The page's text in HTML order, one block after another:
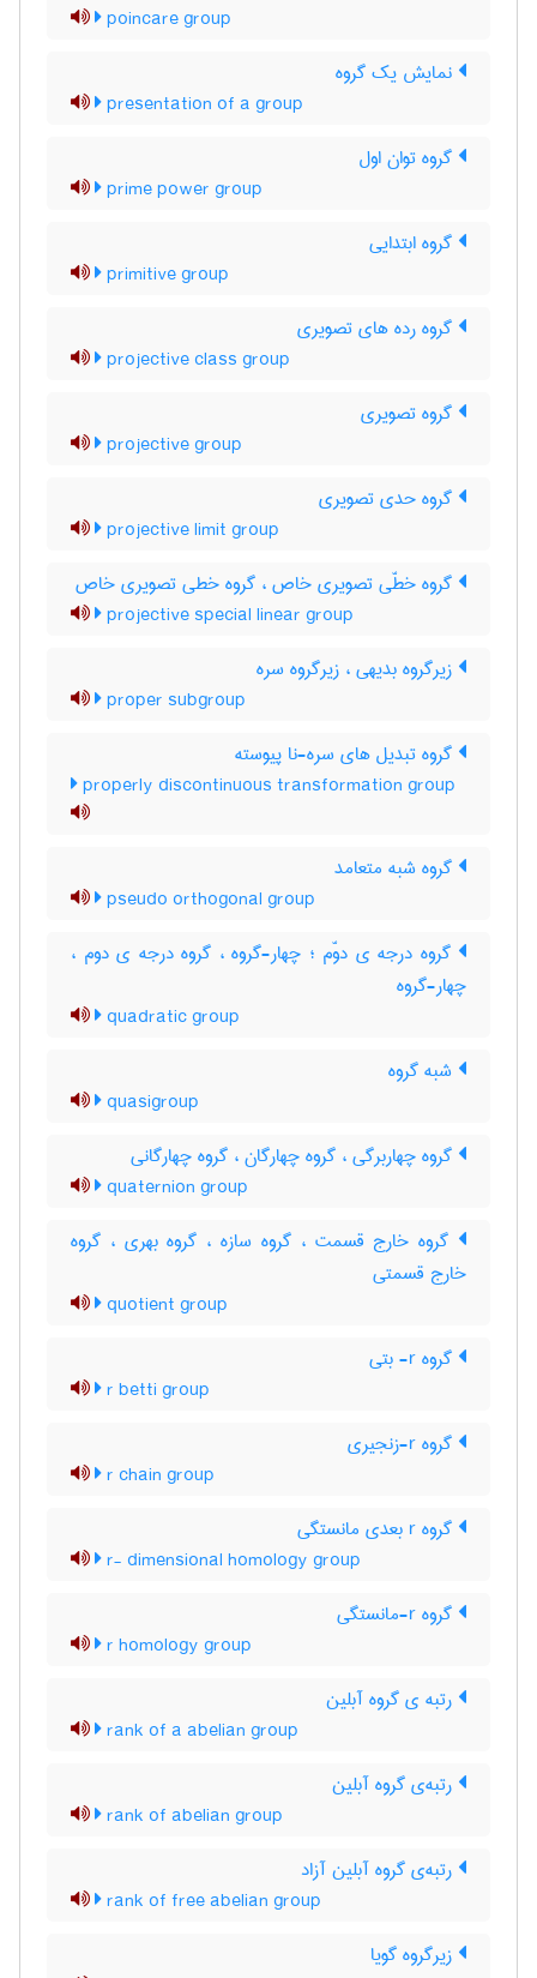
poincare group
نمایش یک گروه
presentation of a group
گروه توان اول
prime power group
گروه ابتدایی
primitive group
گروه رده های تصویری
projective class group
گروه تصویری
projective group
گروه حدی تصویری
projective limit group
گروه خطّی تصویری خاص ، گروه خطی تصویری خاص
projective special linear group
زیرگروه بدیهی ، زیرگروه سره
proper subgroup
گروه تبدیل های سره-نا پیوسته
properly discontinuous transformation group
گروه شبه متعامد
pseudo orthogonal group
گروه درجه ی دوّم ؛ چهار-گروه ، گروه درجه ی دوم ،
چهار-گروه
quadratic group
شبه گروه
quasigroup
گروه چهاربرگی ، گروه چهارگان ، گروه چهارگانی
quaternion group
گروه خارج قسمت ، گروه سازه ، گروه بهری ، گروه
خارج قسمتی
quotient group
گروه r- بتی
r betti group
گروه r-زنجیری
r chain group
گروه r بعدی مانستگی
r- dimensional homology group
گروه r-مانستگی
r homology group
رتبه ی گروه آبلین
rank of a abelian group
رتبه‌ی گروه آبلین
rank of abelian group
رتبه‌ی گروه آبلین آزاد
rank of free abelian group
زیرگروه گویا